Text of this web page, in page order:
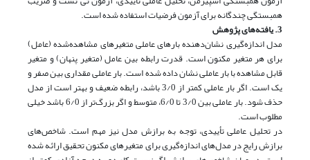
همبستگی چند‌گانه برای آزمون فرضیات استفاده شده است.
3. یافته‌های پژوهش
مدل اندازه‌گیری نشان‌دهنده بارهای عاملی متغیرهای مشاهده‌شده (عامل)
برای هر متغیر مکنون است. قدرت رابطه بین عامل (متغیر پنهان) و متغیر
قابل مشاهده با بار عاملی نشان داده شده است. بار عاملی مقداری بین صفر و
یک است. اگر بار عاملی کمتر از 3/0 باشد، رابطه ضعیف و بهتر است از مدل
حذف شود. بار عاملی بین 3/0 تا 6/0، متوسط و اگر بزرگ‌تر از 6/0 باشد خیلی
مطلوب است.
در تحلیل عاملی تأییدی، توجه به برازش مدل نیز مهم است. شاخص‌های
برازش رایج در مدل‌های اندازه‌گیری برای متغیرهای مکنون تحقیق ارائه شده